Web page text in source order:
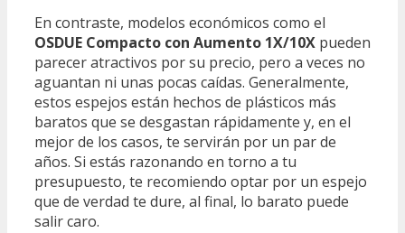
En contraste, modelos económicos como el
OSDUE Compacto con Aumento 1X/10X pueden
parecer atractivos por su precio, pero a veces no
aguantan ni unas pocas caídas. Generalmente,
estos espejos están hechos de plásticos más
baratos que se desgastan rápidamente y, en el
mejor de los casos, te servirán por un par de
años. Si estás razonando en torno a tu
presupuesto, te recomiendo optar por un espejo
que de verdad te dure, al final, lo barato puede
salir caro.